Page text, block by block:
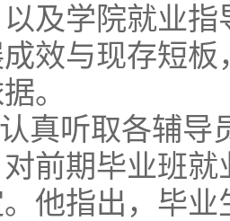
及学院就业
效与现存短
。
真听取各辅导
前期毕业班
他指出，毕